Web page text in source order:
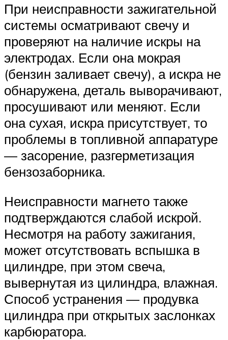
При неисправности зажигательной
системы осматривают свечу и
проверяют на наличие искры на
электродах. Если она мокрая
(бензин заливает свечу), а искра не
обнаружена, деталь выворачивают,
просушивают или меняют. Если
она сухая, искра присутствует, то
проблемы в топливной аппаратуре
— засорение, разгерметизация
бензозаборника.
Неисправности магнето также
подтверждаются слабой искрой.
Несмотря на работу зажигания,
может отсутствовать вспышка в
цилиндре, при этом свеча,
вывернутая из цилиндра, влажная.
Способ устранения — продувка
цилиндра при открытых заслонках
карбюратора.